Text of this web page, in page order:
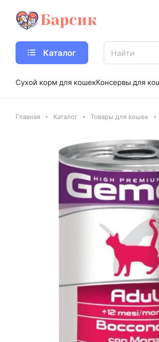
Каталог
Сухой корм для кошекКонсервы для
Главная Каталог Товары для кошек